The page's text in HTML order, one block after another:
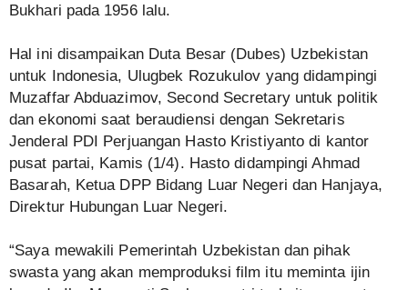
Bukhari pada 1956 lalu.
Hal ini disampaikan Duta Besar (Dubes) Uzbekistan
untuk Indonesia, Ulugbek Rozukulov yang didampingi
Muzaffar Abduazimov, Second Secretary untuk politik
dan ekonomi saat beraudiensi dengan Sekretaris
Jenderal PDI Perjuangan Hasto Kristiyanto di kantor
pusat partai, Kamis (1/4). Hasto didampingi Ahmad
Basarah, Ketua DPP Bidang Luar Negeri dan Hanjaya,
Direktur Hubungan Luar Negeri.
“Saya mewakili Pemerintah Uzbekistan dan pihak
swasta yang akan memproduksi film itu meminta ijin